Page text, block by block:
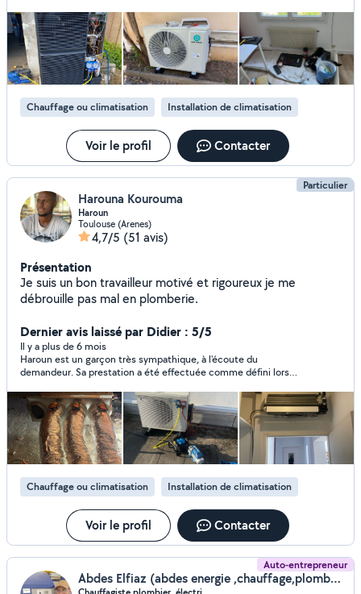
Chauffage ou climatisation Installation de climatisation
Voir le profil Contacter
Particulier
Harouna Kourouma
Haroun
Toulouse (Arenes)
4,7/5 (51 avis)
Présentation
Je suis un bon travailleur motivé et rigoureux je me
débrouille pas mal en plomberie.
Dernier avis laissé par Didier : 5/5
Il y a plus de 6 mois
Haroun est un garçon très sympathique, à l'écoute du
demandeur. Sa prestation a été effectuée comme défini lors
Chauffage ou climatisation Installation de climatisation
Voir le profil Contacter
Auto-entrepreneur
Abdes Elfiaz (abdes energie ,chauffage,plomber , PAC fioul)